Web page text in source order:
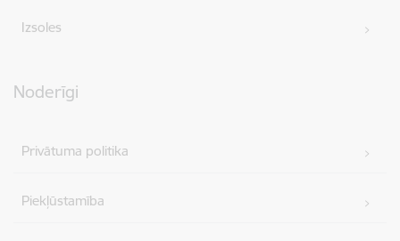
Izsoles
Noderīgi
Privātuma politika
Piekļūstamība